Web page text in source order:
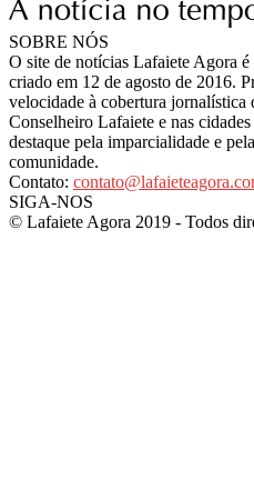
SOBRE NÓS
O site de notícias Lafaiete Agora
criado em 12 de agosto de 2016.
velocidade à cobertura jornalística
Conselheiro Lafaiete e nas
destaque pela imparcialidade e
comunidade.
Contato:
SIGA-NOS
© Lafaiete Agora 2019 - Todos